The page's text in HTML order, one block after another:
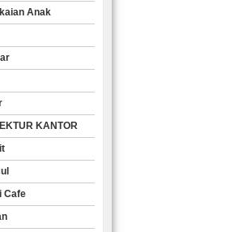
Anak
KANTOR
Cafe